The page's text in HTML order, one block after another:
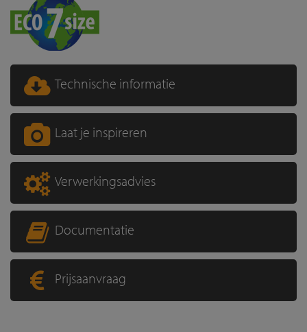
Technische informatie
Laat je inspireren
Verwerkingsadvies
Documentatie
Prijsaanvraag